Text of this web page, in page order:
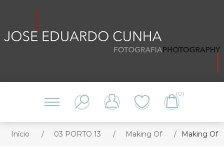
(0)
Início / 03 PORTO 13 / Making Of / Making Of